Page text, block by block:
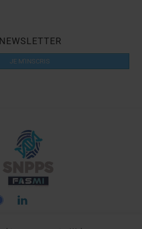
NEWSLETTER
JE M'INSCRIS
Back
To
Top